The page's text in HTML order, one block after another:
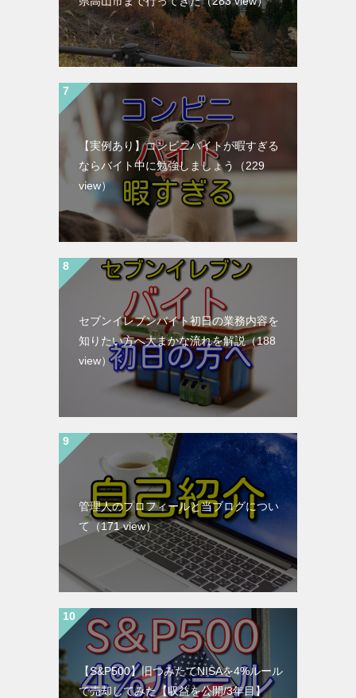
【実例あり】コンビニバイトが暇すぎる
ならバイト中に勉強しましょう
（229
view）
セブンイレブンバイト初日の業務内容を
知りたい方へ大まかな流れを解説（188
view）
管理人のプロフィールと当ブログについ
て
（171 view）
【S&P500】旧つみたてNISAを4%ルール
で売却してみた【収益を公開/3年目】